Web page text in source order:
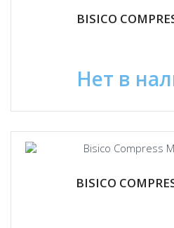
BISICO
Нет в
BISICO